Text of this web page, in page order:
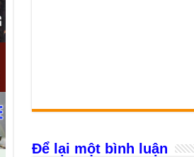
Để lại một bình luận